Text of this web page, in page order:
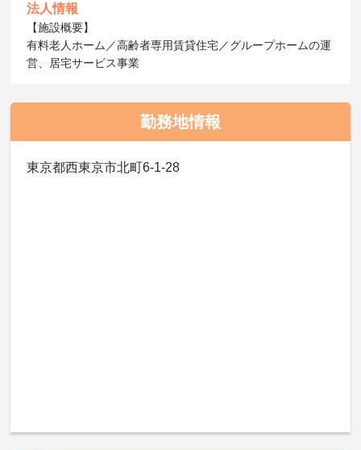
法人情報
【施設概要】
有料老人ホーム／高齢者専用賃貸住宅／グループホームの運
営、居宅サービス事業
勤務地情報
東京都西東京市北町6-1-28